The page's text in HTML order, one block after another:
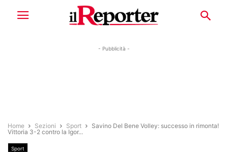
- Pubblicità -
Home Sezioni Sport
Savino Del Bene Volley: successo in rimonta!
Vittoria 3-2 contro la Igor...
Sport